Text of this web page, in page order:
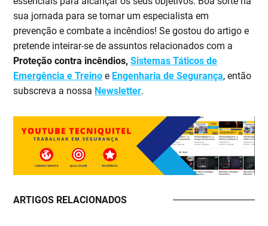
sua jornada para se tornar um especialista em
prevenção e combate a incêndios! Se gostou do artigo e
pretende inteirar-se de assuntos relacionados com a
Proteção contra incêndios,Sistemas Táticos de
Emergência e Treino e Engenharia de Segurança, então
subscreva a nossa Newsletter.
ARTIGOS RELACIONADOS